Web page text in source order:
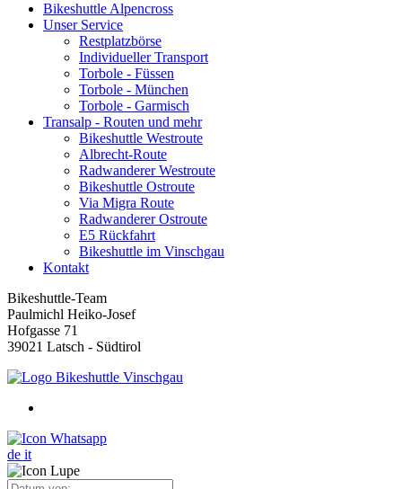
Bikeshuttle Alpencross
Unser Service
Restplatzbörse
Individueller Transport
Torbole - Füssen
Torbole - München
Torbole - Garmisch
Transalp - Routen und mehr
Bikeshuttle Westroute
Albrecht-Route
Radwanderer Westroute
Bikeshuttle Ostroute
Via Migra Route
Radwanderer Ostroute
E5 Rückfahrt
Bikeshuttle im Vinschgau
Kontakt
Bikeshuttle-Team
Paulmichl Heiko-Josef
Hofgasse 71
39021 Latsch - Südtirol
de it